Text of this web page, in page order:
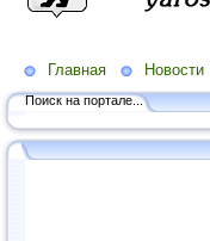
Главная Новости
Поиск на портале...